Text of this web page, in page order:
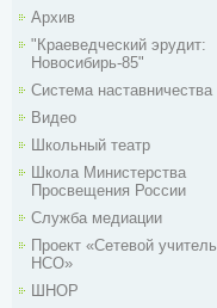
Архив
"Краеведческий эрудит:
Новосибирь-85"
Система наставничества
Видео
Школьный театр
Школа Министерства
Просвещения России
Служба медиации
Проект «Сетевой учитель
НСО»
ШНОР